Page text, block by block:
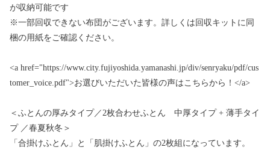
が収納可能です
※一部回収できない布団がございます。詳しくは回収キットに同
梱の用紙をご確認ください。
<a href="https://www.city.fujiyoshida.yamanashi.jp/div/senryaku/pdf/cus
tomer_voice.pdf">お選びいただいた皆様の声はこちらから！</a>
＜ふとんの厚みタイプ／2枚合わせふとん 中厚タイプ + 薄手タイ
プ ／春夏秋冬＞
「合掛けふとん」と「肌掛けふとん」の2枚組になっています。